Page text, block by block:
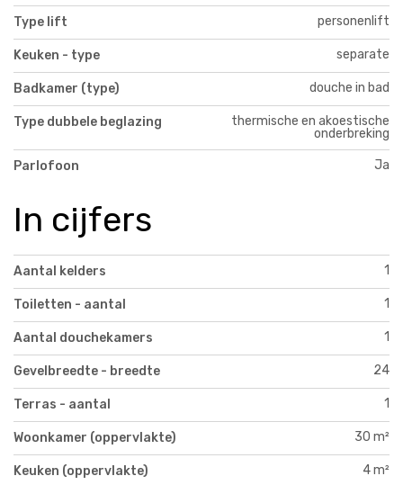
Type lift personenlift
Keuken - type separate
Badkamer (type) douche in bad
Type dubbele beglazing
thermische en akoestische
onderbreking
Parlofoon Ja
In cijfers
Aantal kelders 1
Toiletten - aantal 1
Aantal douchekamers 1
Gevelbreedte - breedte 24
Terras - aantal 1
Woonkamer (oppervlakte) 30 m²
Keuken (oppervlakte) 4 m²